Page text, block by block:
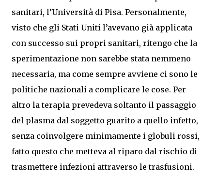
sanitari, l’Università di Pisa. Personalmente,
visto che gli Stati Uniti l’avevano già applicata
con successo sui propri sanitari, ritengo che la
sperimentazione non sarebbe stata nemmeno
necessaria, ma come sempre avviene ci sono le
politiche nazionali a complicare le cose. Per
altro la terapia prevedeva soltanto il passaggio
del plasma dal soggetto guarito a quello infetto,
senza coinvolgere minimamente i globuli rossi,
fatto questo che metteva al riparo dal rischio di
trasmettere infezioni attraverso le trasfusioni.